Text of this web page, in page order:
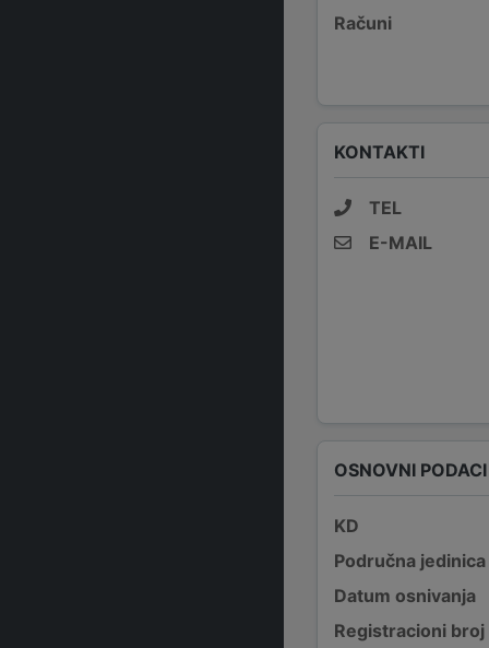
Računi
KONTAKTI
TEL
E-MAIL
OSNOVNI PODACI
KD
Područna jedinica
Datum osnivanja
Registracioni broj